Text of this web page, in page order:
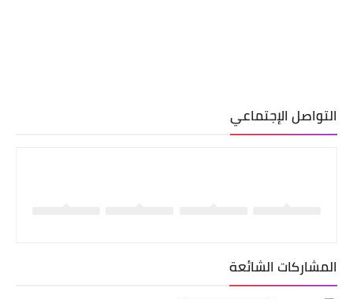
التواصل الإجتماعي
المشاركات الشائعة